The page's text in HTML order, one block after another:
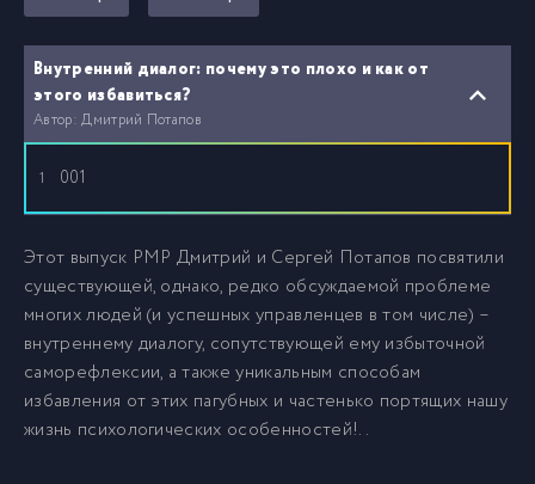
Внутренний диалог: почему это плохо и как от
этого избавиться?
Автор: Дмитрий Потапов
1 001
Этот выпуск PMP Дмитрий и Сергей Потапов посвятили
существующей, однако, редко обсуждаемой проблеме
многих людей (и успешных управленцев в том числе) –
внутреннему диалогу, сопутствующей ему избыточной
саморефлексии, а также уникальным способам
избавления от этих пагубных и частенько портящих нашу
жизнь психологических особенностей!..